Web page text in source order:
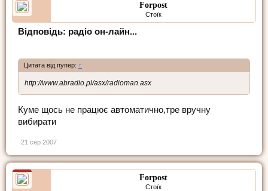
Forpost
Стоїк
Відповідь: радіо он-лайн...
Цитата від пупер: ↑
http://www.abradio.pl/asx/radioman.asx
Куме щось не працює автоматично,тре вручну
вибирати
21 сер 2007
Forpost
Стоїк